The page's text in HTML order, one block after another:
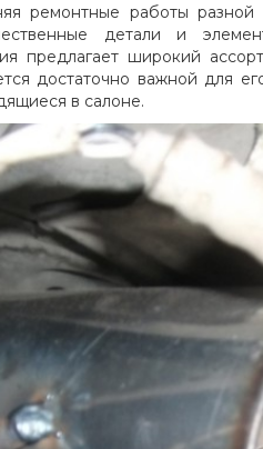
ремонтные работы
детали и
предлагает широкий
достаточно важной для
в салоне.